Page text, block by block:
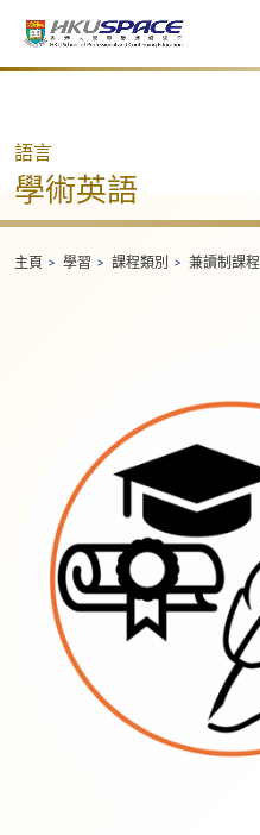
Main
語言
學術英語
主頁 學習 課程類別 兼讀制課程